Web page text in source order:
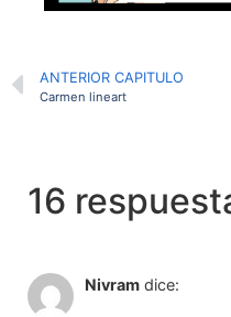
ANTERIOR CAPITULO
Carmen lineart
16
Nivram dice: